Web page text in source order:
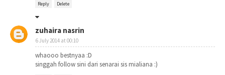
Reply Delete
zuhaira nasrin
6 July 2014 at 00:10
whaooo bestnyaa :D
singgah follow sini dari senarai sis mialiana :)